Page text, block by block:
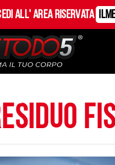
all' Area Riservata